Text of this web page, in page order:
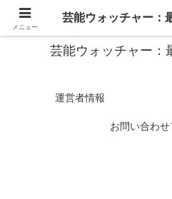
スターたちの裏側を徹底追跡！
芸能ウォッチャー：
運営者情報
お問い合わ
メニュー
芸能ウォッチャー：